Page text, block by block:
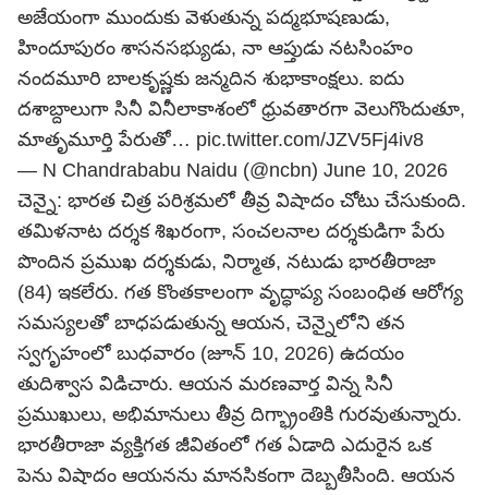
అజేయంగా ముందుకు వెళుతున్న పద్మభూషణుడు,
హిందూపురం శాసనసభ్యుడు, నా ఆప్తుడు నటసింహం
నందమూరి బాలకృష్ణకు జన్మదిన శుభాకాంక్షలు. ఐదు
దశాబ్దాలుగా సినీ వినీలాకాశంలో ధ్రువతారగా వెలుగొందుతూ,
మాతృమూర్తి పేరుతో… pic.twitter.com/JZV5Fj4iv8
— N Chandrababu Naidu (@ncbn) June 10, 2026
చెన్నై: భారత చిత్ర పరిశ్రమలో తీవ్ర విషాదం చోటు చేసుకుంది.
తమిళనాట దర్శక శిఖరంగా, సంచలనాల దర్శకుడిగా పేరు
పొందిన ప్రముఖ దర్శకుడు, నిర్మాత, నటుడు భారతీరాజా
(84) ఇకలేరు. గత కొంతకాలంగా వృద్ధాప్య సంబంధిత ఆరోగ్య
సమస్యలతో బాధపడుతున్న ఆయన, చెన్నైలోని తన
స్వగృహంలో బుధవారం (జూన్ 10, 2026) ఉదయం
తుదిశ్వాస విడిచారు. ఆయన మరణవార్త విన్న సినీ
ప్రముఖులు, అభిమానులు తీవ్ర దిగ్భ్రాంతికి గురవుతున్నారు.
భారతీరాజా వ్యక్తిగత జీవితంలో గత ఏడాది ఎదురైన ఒక
పెను విషాదం ఆయనను మానసికంగా దెబ్బతీసింది. ఆయన